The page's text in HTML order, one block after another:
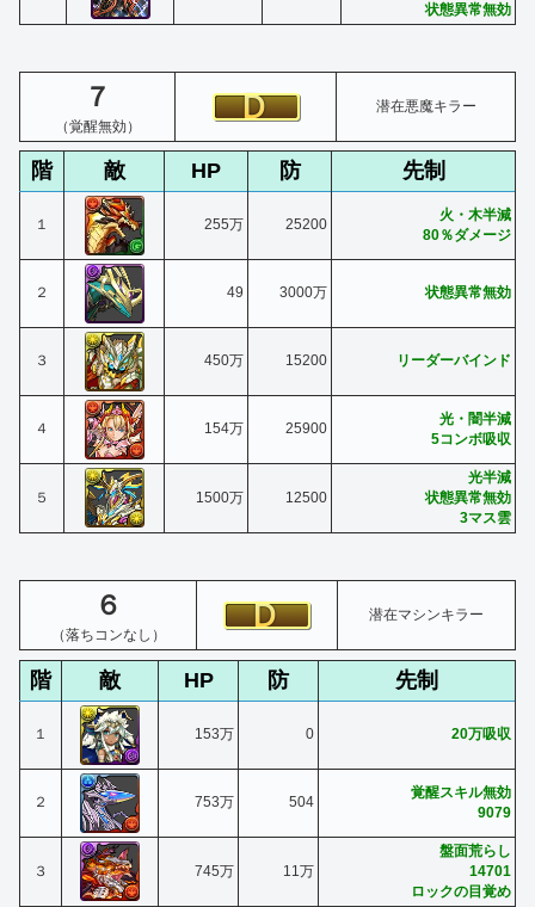
状態異常無効
７
（覚醒無効）
潜在悪魔キラー
階 敵 HP 防 先制
１ 255万 25200
火・木半減
80％ダメージ
２ 49 3000万 状態異常無効
３ 450万 15200 リーダーバインド
４ 154万 25900
光・闇半減
5コンボ吸収
５ 1500万 12500
光半減
状態異常無効
3マス雲
６
（落ちコンなし）
潜在マシンキラー
階 敵 HP 防 先制
１ 153万 0 20万吸収
２ 753万 504
覚醒スキル無効
9079
３ 745万 11万
盤面荒らし
14701
ロックの目覚め